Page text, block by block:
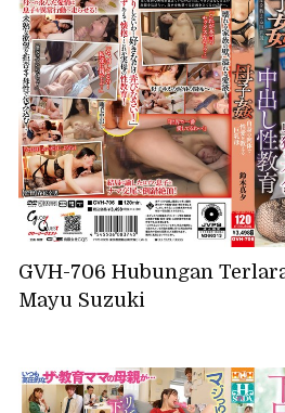
GVH-706 Hubungan
Mayu Suzuki